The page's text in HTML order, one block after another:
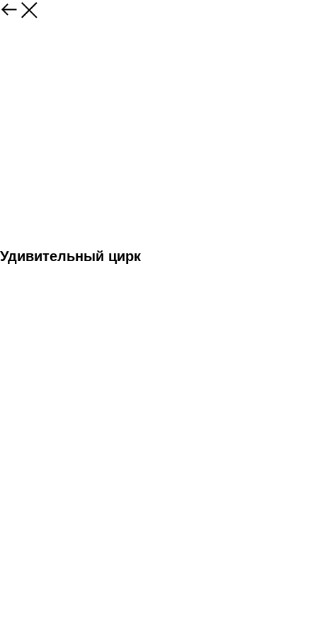
Удивительный цирк